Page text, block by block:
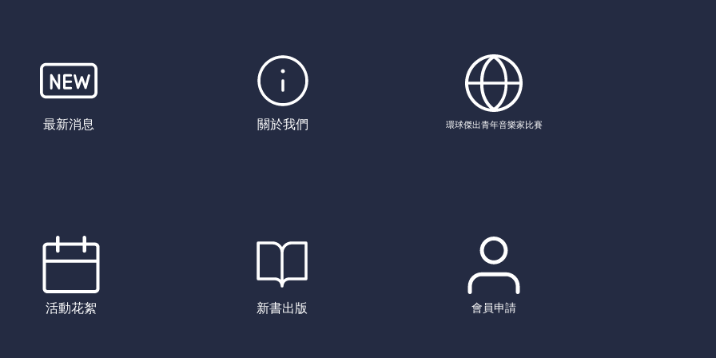
最新消息
活動花絮
關於我們
新書出版
環球傑出青年音樂家比賽
會員申請